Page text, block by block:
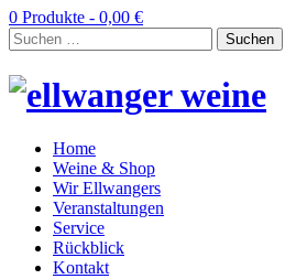
0 Produkte - 0,00 €
Suchen
nach:
Home
Weine & Shop
Wir Ellwangers
Veranstaltungen
Service
Rückblick
Kontakt